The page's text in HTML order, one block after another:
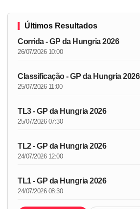
Últimos Resultados
Corrida - GP da Hungria 2026
26/07/2026 10:00
Classificação - GP da Hungria 2026
25/07/2026 11:00
TL3 - GP da Hungria 2026
25/07/2026 07:30
TL2 - GP da Hungria 2026
24/07/2026 12:00
TL1 - GP da Hungria 2026
24/07/2026 08:30